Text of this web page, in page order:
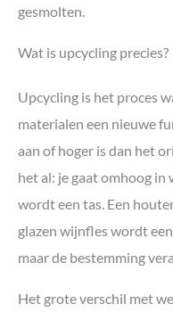
gesmolten.
Wat is upcycling precies?
Upcycling is het proces
materialen een nieuwe
aan of hoger is dan het
het al: je gaat omhoog in
wordt een tas. Een
glazen wijnfles wordt
maar de bestemming
Het grote verschil met